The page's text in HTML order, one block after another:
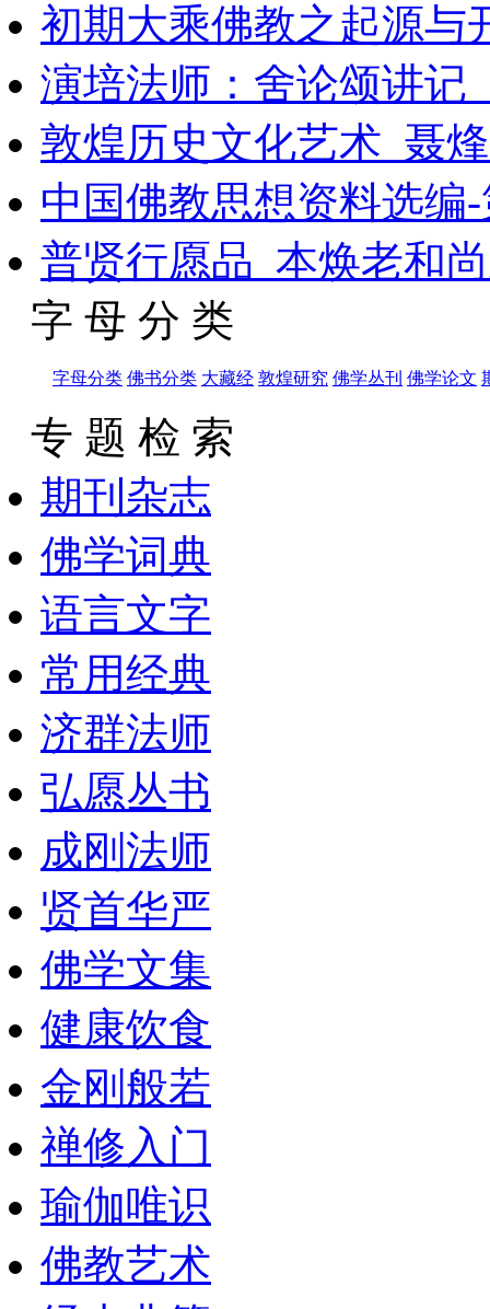
初期大乘佛教之起源与
演培法师：舍论颂讲记
敦煌历史文化艺术_聂
中国佛教思想资料选编
普贤行愿品_本焕老和
字 母 分 类
字母分类 佛书分类 大藏经 敦煌研究 佛学丛刊 佛学论文
专 题 检 索
期刊杂志
佛学词典
语言文字
常用经典
济群法师
弘愿丛书
成刚法师
贤首华严
佛学文集
健康饮食
金刚般若
禅修入门
瑜伽唯识
佛教艺术